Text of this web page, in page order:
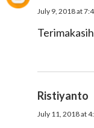
July 9, 2018 at
Ristiyanto
July 11, 2018 at